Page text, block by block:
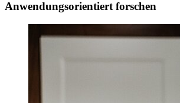
Anwendungsorientiert forschen